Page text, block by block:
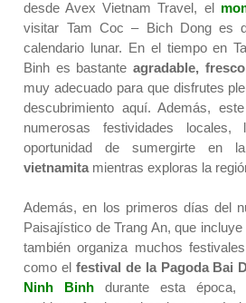
desde Avex Vietnam Travel, el
visitar Tam Coc – Bich Dong es
calendario lunar. En el tiempo en
Binh es bastante agradable,
muy adecuado para que disfrutes
descubrimiento aquí. Además,
numerosas festividades
oportunidad de sumergirte en
vietnamita mientras exploras la
Además, en los primeros días del
Paisajístico de Trang An, que
también organiza muchos
como el festival de la Pagoda Bai
Ninh Binh durante esta